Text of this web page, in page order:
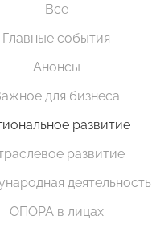
Все
Главные события
Анонсы
для бизнеса
развитие
развитие
деятельность
ОПОРА в лицах